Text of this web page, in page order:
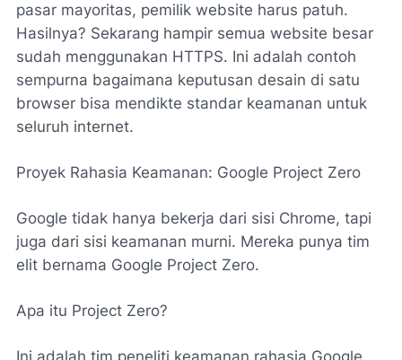
pasar mayoritas, pemilik website harus patuh.
Hasilnya? Sekarang hampir semua website besar
sudah menggunakan HTTPS. Ini adalah contoh
sempurna bagaimana keputusan desain di satu
browser bisa mendikte standar keamanan untuk
seluruh internet.
Proyek Rahasia Keamanan: Google Project Zero
Google tidak hanya bekerja dari sisi Chrome, tapi
juga dari sisi keamanan murni. Mereka punya tim
elit bernama Google Project Zero.
Apa itu Project Zero?
Ini adalah tim peneliti keamanan rahasia Google